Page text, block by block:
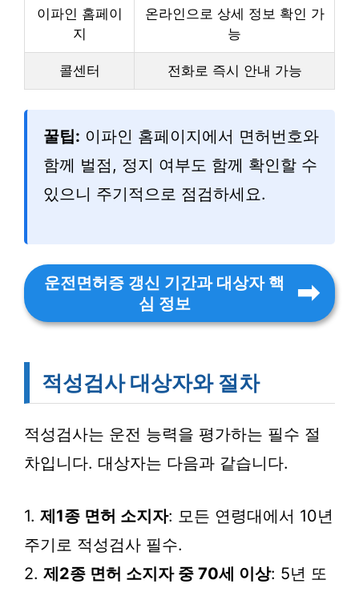
이파인 홈페이
지
온라인으로 상세 정보 확인 가
능
콜센터 전화로 즉시 안내 가능
꿀팁: 이파인 홈페이지에서 면허번호와
함께 벌점, 정지 여부도 함께 확인할 수
있으니 주기적으로 점검하세요.
운전면허증 갱신 기간과 대상자 핵
심 정보
적성검사 대상자와 절차
적성검사는 운전 능력을 평가하는 필수 절
차입니다. 대상자는 다음과 같습니다.
1. 제1종 면허 소지자: 모든 연령대에서 10년
주기로 적성검사 필수.
2. 제2종 면허 소지자 중 70세 이상: 5년 또